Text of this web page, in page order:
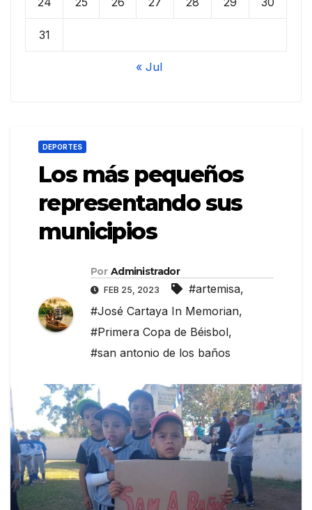
31
« Jul
DEPORTES
Los más pequeños
representando sus
municipios
Por Administrador
FEB 25, 2023 #artemisa,
#José Cartaya In Memorian,
#Primera Copa de Béisbol,
#san antonio de los baños